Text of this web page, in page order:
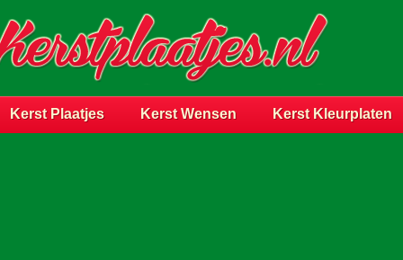
Kerst Plaatjes Kerst Wensen Kerst Kleurplaten